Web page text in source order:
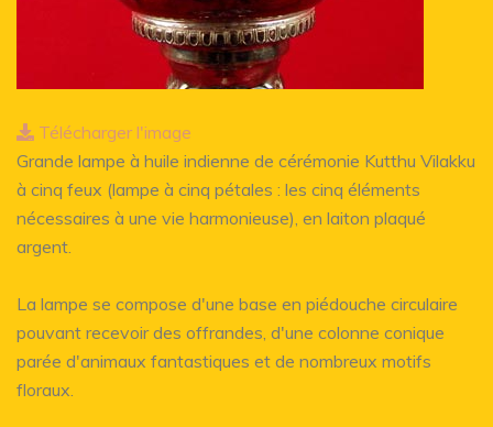
Télécharger l'image
Grande lampe à huile indienne de cérémonie Kutthu Vilakku
à cinq feux (lampe à cinq pétales : les cinq éléments
nécessaires à une vie harmonieuse), en laiton plaqué
argent.
La lampe se compose d'une base en piédouche circulaire
pouvant recevoir des offrandes, d'une colonne conique
parée d'animaux fantastiques et de nombreux motifs
floraux.